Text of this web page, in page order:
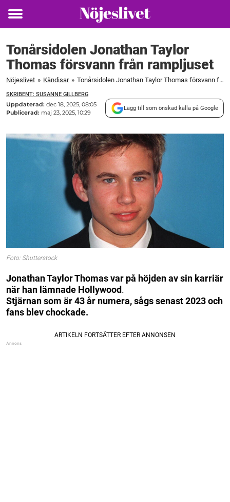
Toggle
Tonårsidolen Jonathan Taylor
Thomas försvann från rampljuset
Nöjeslivet » Kändisar » Tonårsidolen Jonathan Taylor Thomas försvann från rampljuset
SKRIBENT: SUSANNE GILLBERG
Uppdaterad: dec 18, 2025, 08:05
Publicerad: maj 23, 2025, 10:29
Lägg till som önskad källa på Google
Foto: Shutterstock
Jonathan Taylor Thomas var på höjden av sin karriär
när han lämnade Hollywood.
Stjärnan som är 43 år numera, sågs senast 2023 och
fans blev chockade.